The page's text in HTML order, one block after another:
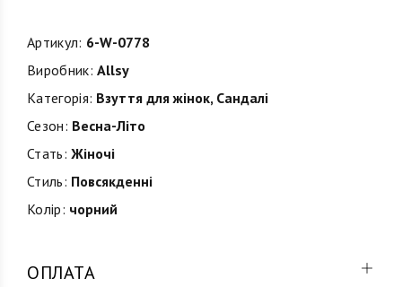
Артикул: 6-W-0778
Виробник: Allsy
Категорія: Взуття для жінок, Сандалі
Сезон: Весна-Літо
Стать: Жіночі
Стиль: Повсякденні
Колір: чорний
ОПЛАТА